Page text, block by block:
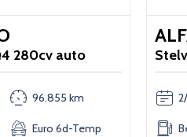
280cv auto
96.855 km
Euro 6d-Temp